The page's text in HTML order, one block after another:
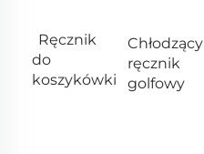
Ręcznik
do
koszykówki
Chłodzący
ręcznik
golfowy